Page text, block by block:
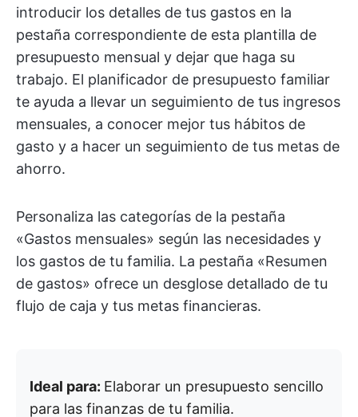
introducir los detalles de tus gastos en la
pestaña correspondiente de esta plantilla de
presupuesto mensual y dejar que haga su
trabajo. El planificador de presupuesto familiar
te ayuda a llevar un seguimiento de tus ingresos
mensuales, a conocer mejor tus hábitos de
gasto y a hacer un seguimiento de tus metas de
ahorro.
Personaliza las categorías de la pestaña
«Gastos mensuales» según las necesidades y
los gastos de tu familia. La pestaña «Resumen
de gastos» ofrece un desglose detallado de tu
flujo de caja y tus metas financieras.
Ideal para: Elaborar un presupuesto sencillo
para las finanzas de tu familia.